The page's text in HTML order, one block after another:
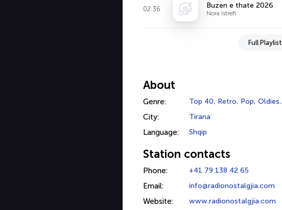
02:36 Buzen e thate 2026
Nora Istrefi
Full Playlist
About
Genre: Top 40, Retro, Pop, Oldies,
City: Tirana
Language: Shqip
Station contacts
Phone: +41 79 138 42 65
Email: info@radionostalgjia.com
Website: www.radionostalgjia.com